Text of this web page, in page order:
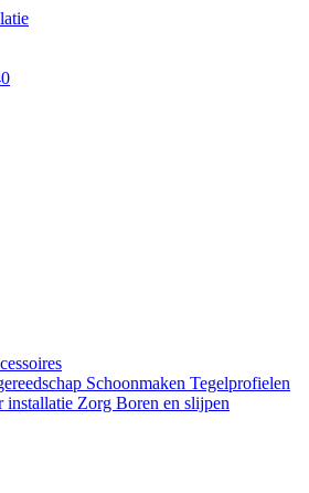
Schoonmaken Tegelprofielen
installatie Zorg Boren en slijpen